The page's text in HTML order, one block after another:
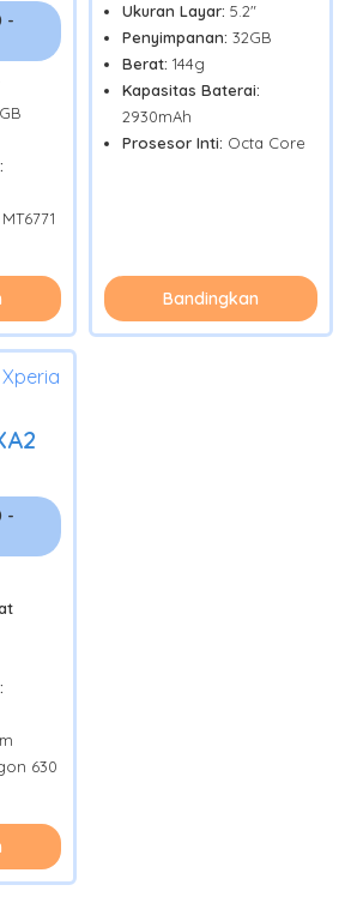
-
Ukuran Layar: 5.2"
Penyimpanan: 32GB
Berat: 144g
Kapasitas Baterai:
2930mAh
Prosesor Inti: Octa Core
Bandingkan
-
630